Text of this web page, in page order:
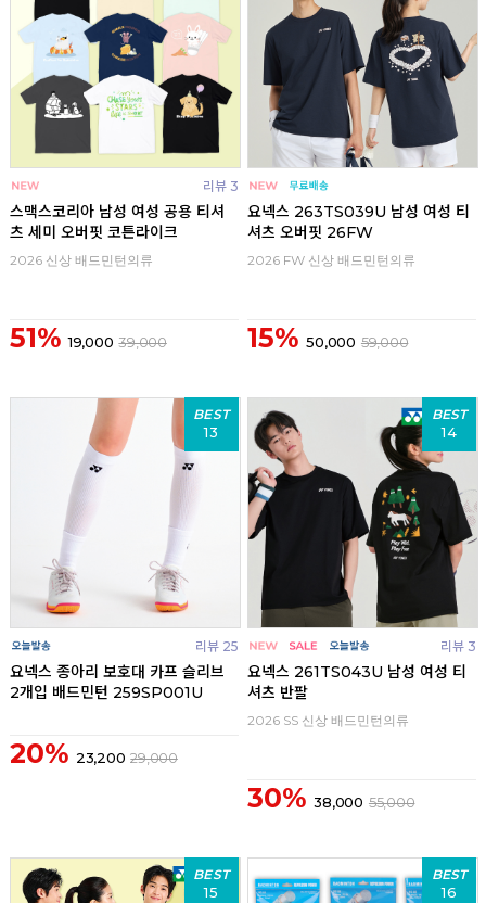
리뷰 3
스맥스코리아 남성 여성 공용 티셔
츠 세미 오버핏 코튼라이크
2026 신상 배드민턴의류
51% 19,000 39,000
요넥스 263TS039U 남성 여성 티
셔츠 오버핏 26FW
2026 FW 신상 배드민턴의류
15% 50,000 59,000
BEST
13
리뷰 25
요넥스 종아리 보호대 카프 슬리브
2개입 배드민턴 259SP001U
20% 23,200 29,000
BEST
14
리뷰 3
요넥스 261TS043U 남성 여성 티
셔츠 반팔
2026 SS 신상 배드민턴의류
30% 38,000 55,000
BEST
15
BEST
16